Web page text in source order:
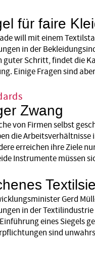
für faire
will mit einem
in der
guter Schritt, findet die
Einige Fragen sind
Zwang
von Firmen selbst
die Arbeitsverhältnisse
erreichen ihre Ziele
Instrumente müssen
Gerd
in der Textilindustrie
eines Siegels
sind